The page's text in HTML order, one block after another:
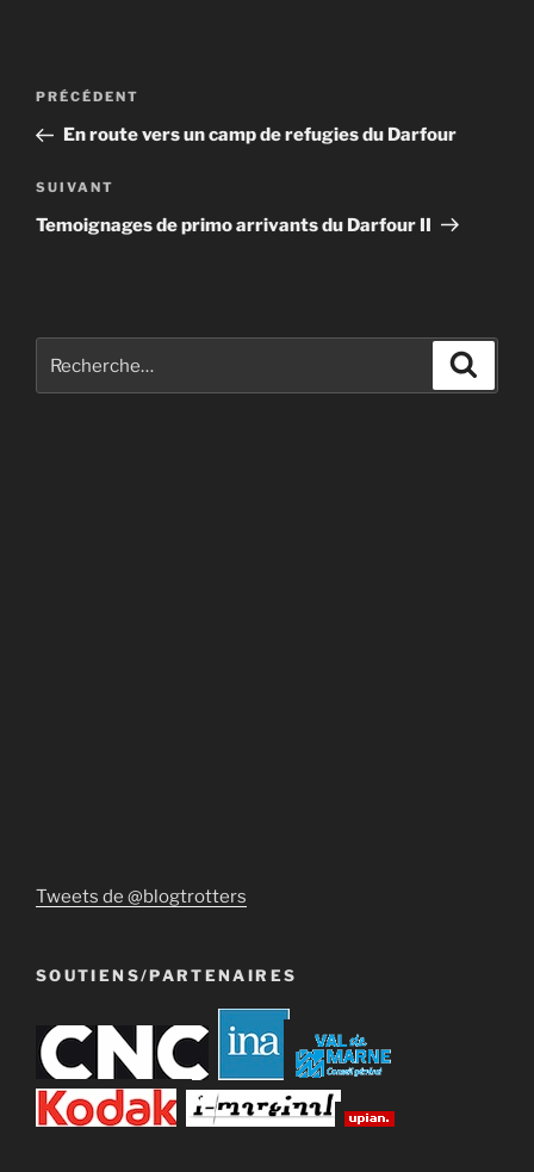
Navigation
l’article
Article
précédent
PRÉCÉDENT
En route vers un camp de refugies du Darfour
Article
suivant
SUIVANT
Temoignages de primo arrivants du Darfour II
Tweets de @blogtrotters
SOUTIENS/PARTENAIRES